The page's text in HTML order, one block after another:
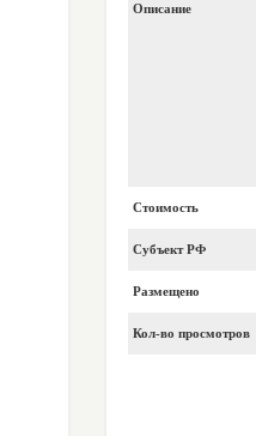
Описание
Стоимость
Субъект РФ
Размещено
Кол-во просмотров